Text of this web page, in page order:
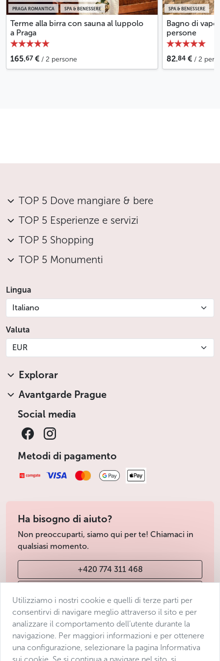
PRAGA ROMANTICA SPA & BENESSERE
Terme alla birra con sauna al luppolo
a Praga
165.67 € / 2 persone
SPA & BENESSERE
Bagno di
persone
82.84 € / 2
TOP 5 Dove mangiare & bere
TOP 5 Esperienze e servizi
TOP 5 Shopping
TOP 5 Monumenti
Lingua
Italiano
Valuta
EUR
Explorar
Avantgarde Prague
Social media
Metodi di pagamento
Ha bisogno di aiuto?
Non preoccuparti, siamo qui per te! Chiamaci in
qualsiasi momento.
+420 774 311 468
Condizioni di vendita
Protezione dei dati
Dichiarazione di accessibilità
Utilizziamo i nostri cookie e quelli di terze parti per
consentirvi di navigare meglio attraverso il sito e per
analizzare il comportamento dell’utente durante la
navigazione. Per maggiori informazioni e per ottenere
una configurazione, selezionare la pagina Informativa